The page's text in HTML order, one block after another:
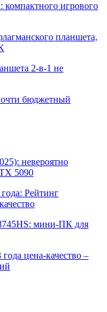
игрового
планшета,
2-в-1 не
бюджетный
невероятно
5090
Рейтинг
мини-ПК для
цена-качество –